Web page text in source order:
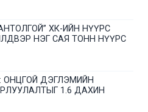
ХК-ИЙН НҮҮРС
НЭГ САЯ ТОНН НҮҮРС
ОНЦГОЙ ДЭГЛЭМИЙН
1.6 ДАХИН